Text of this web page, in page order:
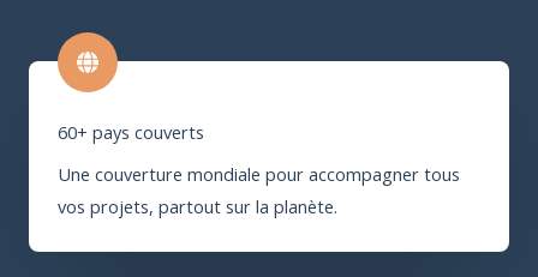
60+ pays couverts
Une couverture mondiale pour accompagner tous
vos projets, partout sur la planète.